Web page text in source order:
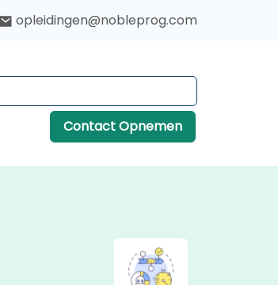
opleidingen@nobleprog.com
Contact Opnemen